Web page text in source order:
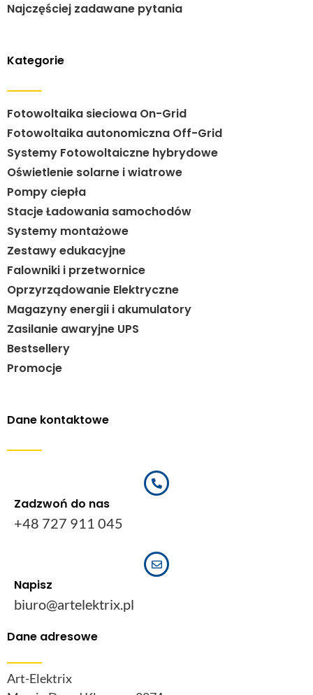
Najczęściej zadawane pytania
Kategorie
Fotowoltaika sieciowa On-Grid
Fotowoltaika autonomiczna Off-Grid
Systemy Fotowoltaiczne hybrydowe
Oświetlenie solarne i wiatrowe
Pompy ciepła
Stacje Ładowania samochodów
Systemy montażowe
Zestawy edukacyjne
Falowniki i przetwornice
Oprzyrządowanie Elektryczne
Magazyny energii i akumulatory
Zasilanie awaryjne UPS
Bestsellery
Promocje
Dane kontaktowe
Zadzwoń do nas
+48 727 911 045
Napisz
biuro@artelektrix.pl
Dane adresowe
Art-Elektrix